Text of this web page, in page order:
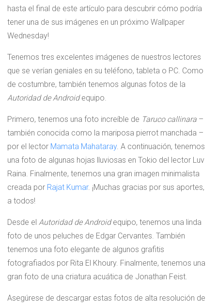
hasta el final de este artículo para descubrir cómo podría
tener una de sus imágenes en un próximo Wallpaper
Wednesday!
Tenemos tres excelentes imágenes de nuestros lectores
que se verían geniales en su teléfono, tableta o PC. Como
de costumbre, también tenemos algunas fotos de la
Autoridad de Androidequipo.
Primero, tenemos una foto increíble de Taruco callinara –
también conocida como la mariposa pierrot manchada –
por el lector Mamata Mahataray. A continuación, tenemos
una foto de algunas hojas lluviosas en Tokio del lector Luv
Raina. Finalmente, tenemos una gran imagen minimalista
creada por Rajat Kumar. ¡Muchas gracias por sus aportes,
a todos!
Desde el Autoridad de Androidequipo, tenemos una linda
foto de unos peluches de Edgar Cervantes. También
tenemos una foto elegante de algunos grafitis
fotografiados por Rita El Khoury. Finalmente, tenemos una
gran foto de una criatura acuática de Jonathan Feist.
Asegúrese de descargar estas fotos de alta resolución de